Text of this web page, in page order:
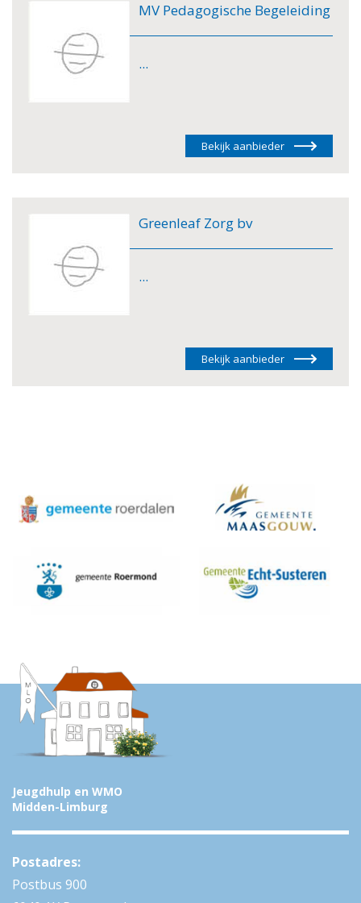
MV Pedagogische Begeleiding
...
Bekijk aanbieder
Greenleaf Zorg bv
...
Bekijk aanbieder
Jeugdhulp en WMO
Midden-Limburg
Postadres:
Postbus 900